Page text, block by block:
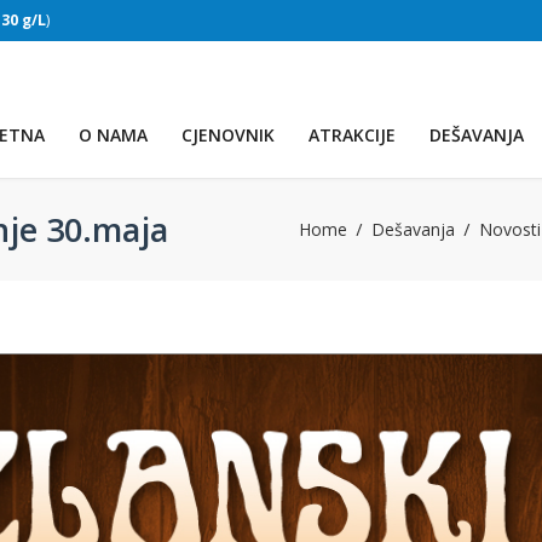
30 g/L)
O NAMA CJENOVNIK ATRAKCIJE DEŠAVANJA
30.maja Home Dešavanja